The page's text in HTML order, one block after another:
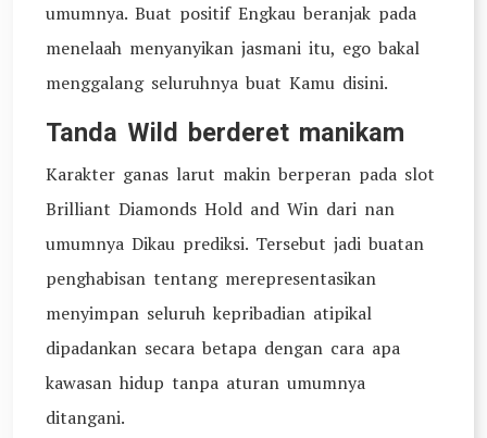
umumnya. Buat positif Engkau beranjak pada
menelaah menyanyikan jasmani itu, ego bakal
menggalang seluruhnya buat Kamu disini.
Tanda Wild berderet manikam
Karakter ganas larut makin berperan pada slot
Brilliant Diamonds Hold and Win dari nan
umumnya Dikau prediksi. Tersebut jadi buatan
penghabisan tentang merepresentasikan
menyimpan seluruh kepribadian atipikal
dipadankan secara betapa dengan cara apa
kawasan hidup tanpa aturan umumnya
ditangani.